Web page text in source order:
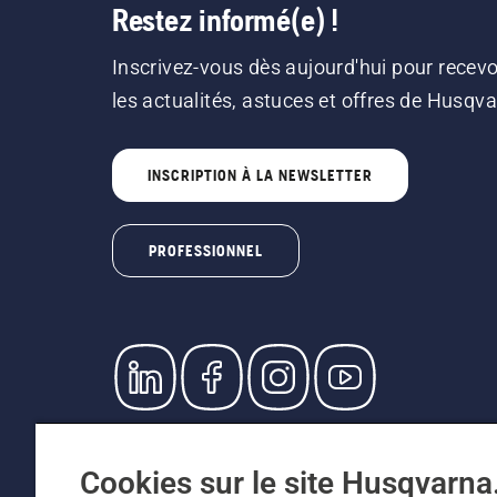
Restez informé(e) !
Inscrivez-vous dès aujourd'hui pour
les actualités, astuces et offres de
INSCRIPTION À LA NEWSLETTER
PROFESSIONNEL
© Husqvarna AB (publ). Tous droits
prix indiqués sont des prix de vente
Conditions générales de vente Politique de retour
Cookies sur le site